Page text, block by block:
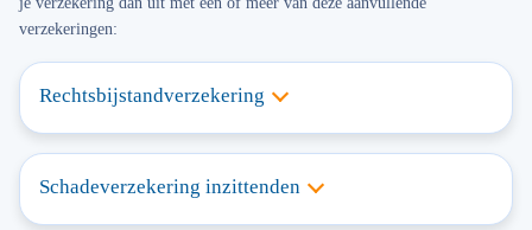
verzekeringen:
Rechtsbijstandverzekering
Schadeverzekering inzittenden